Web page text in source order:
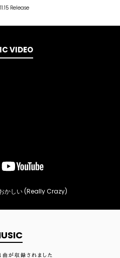
Release
VIDEO
かしい (Really Crazy)
曲が収録されました